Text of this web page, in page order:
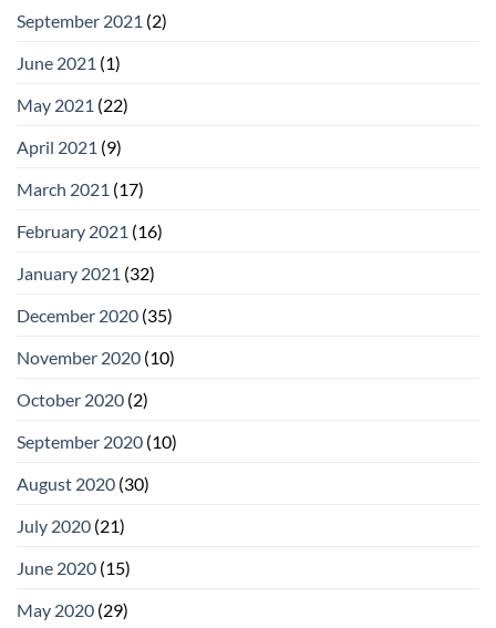
September 2021 (2)
June 2021 (1)
May 2021 (22)
April 2021 (9)
March 2021 (17)
February 2021 (16)
January 2021 (32)
December 2020 (35)
November 2020 (10)
October 2020 (2)
September 2020 (10)
August 2020 (30)
July 2020 (21)
June 2020 (15)
May 2020 (29)